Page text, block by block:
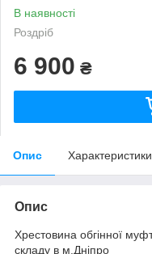
В наявності
Роздріб
6 900 ₴
Опис Характеристики
Опис
Хрестовина обгінної
складу в м.Дніпро